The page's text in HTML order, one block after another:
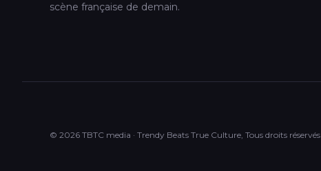
scène française de demain.
© 2026 TBTC media · Trendy Beats True Culture, Tous droits réservés